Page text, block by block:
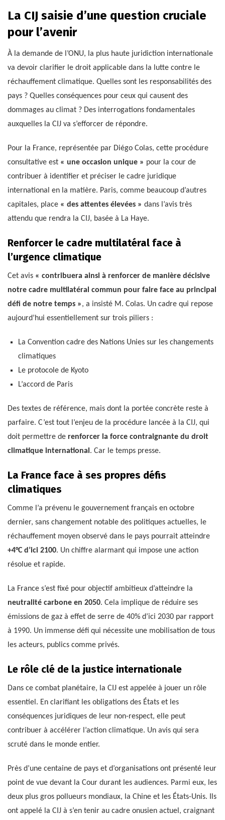
La CIJ saisie d’une question cruciale
pour l’avenir
À la demande de l’ONU, la plus haute juridiction internationale
va devoir clarifier le droit applicable dans la lutte contre le
réchauffement climatique. Quelles sont les responsabilités des
pays ? Quelles conséquences pour ceux qui causent des
dommages au climat ? Des interrogations fondamentales
auxquelles la CIJ va s’efforcer de répondre.
Pour la France, représentée par Diégo Colas, cette procédure
consultative est « une occasion unique » pour la cour de
contribuer à identifier et préciser le cadre juridique
international en la matière. Paris, comme beaucoup d’autres
capitales, place « des attentes élevées » dans l’avis très
attendu que rendra la CIJ, basée à La Haye.
Renforcer le cadre multilatéral face à
l’urgence climatique
Cet avis « contribuera ainsi à renforcer de manière décisive
notre cadre multilatéral commun pour faire face au principal
défi de notre temps », a insisté M. Colas. Un cadre qui repose
aujourd’hui essentiellement sur trois piliers :
La Convention cadre des Nations Unies sur les changements
climatiques
Le protocole de Kyoto
L’accord de Paris
Des textes de référence, mais dont la portée concrète reste à
parfaire. C’est tout l’enjeu de la procédure lancée à la CIJ, qui
doit permettre de renforcer la force contraignante du droit
climatique international . Car le temps presse.
La France face à ses propres défis
climatiques
Comme l’a prévenu le gouvernement français en octobre
dernier, sans changement notable des politiques actuelles, le
réchauffement moyen observé dans le pays pourrait atteindre
+4°C d’ici 2100. Un chiffre alarmant qui impose une action
résolue et rapide.
La France s’est fixé pour objectif ambitieux d’atteindre la
neutralité carbone en 2050. Cela implique de réduire ses
émissions de gaz à effet de serre de 40% d’ici 2030 par rapport
à 1990. Un immense défi qui nécessite une mobilisation de tous
les acteurs, publics comme privés.
Le rôle clé de la justice internationale
Dans ce combat planétaire, la CIJ est appelée à jouer un rôle
essentiel. En clarifiant les obligations des États et les
conséquences juridiques de leur non-respect, elle peut
contribuer à accélérer l’action climatique. Un avis qui sera
scruté dans le monde entier.
Près d’une centaine de pays et d’organisations ont présenté leur
point de vue devant la Cour durant les audiences. Parmi eux, les
deux plus gros pollueurs mondiaux, la Chine et les États-Unis. Ils
ont appelé la CIJ à s’en tenir au cadre onusien actuel, craignant